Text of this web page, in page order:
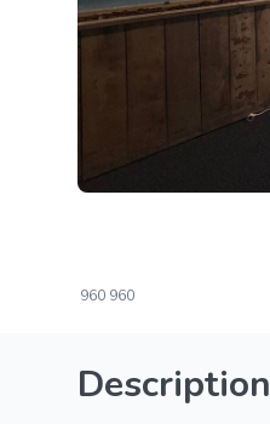
960 960
Description